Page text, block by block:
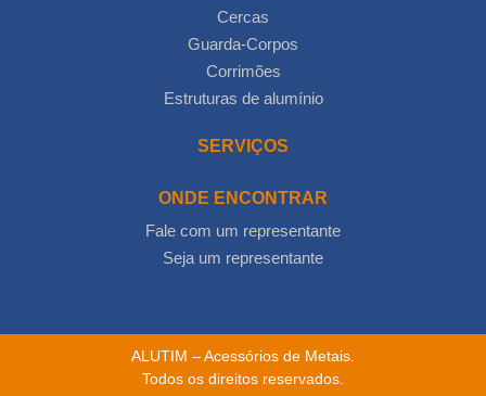
Cercas
Guarda-Corpos
Corrimões
Estruturas de alumínio
SERVIÇOS
ONDE ENCONTRAR
Fale com um representante
Seja um representante
ALUTIM – Acessórios de Metais.
Todos os direitos reservados.